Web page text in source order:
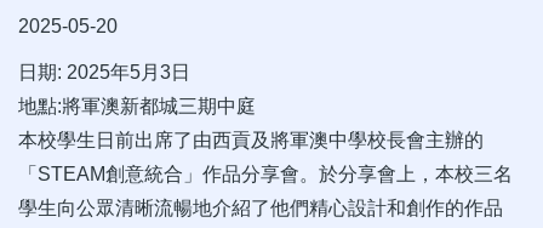
2025-05-20
日期: 2025年5月3日
地點:將軍澳新都城三期中庭
本校學生日前出席了由西貢及將軍澳中學校長會主辦的
「STEAM創意統合」作品分享會。於分享會上，本校三名
學生向公眾清晰流暢地介紹了他們精心設計和創作的作品